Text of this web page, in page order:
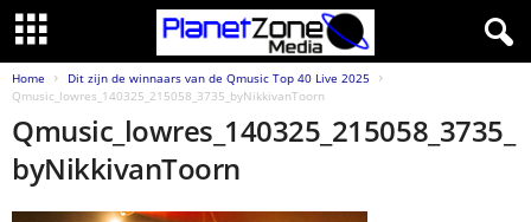
Home
Dit zijn de winnaars van de Qmusic Top 40 Live 2025
Qmusic_lowres_140325_215058_3735_byNikkivanToorn
Qmusic_lowres_140325_215058_3735_
byNikkivanToorn